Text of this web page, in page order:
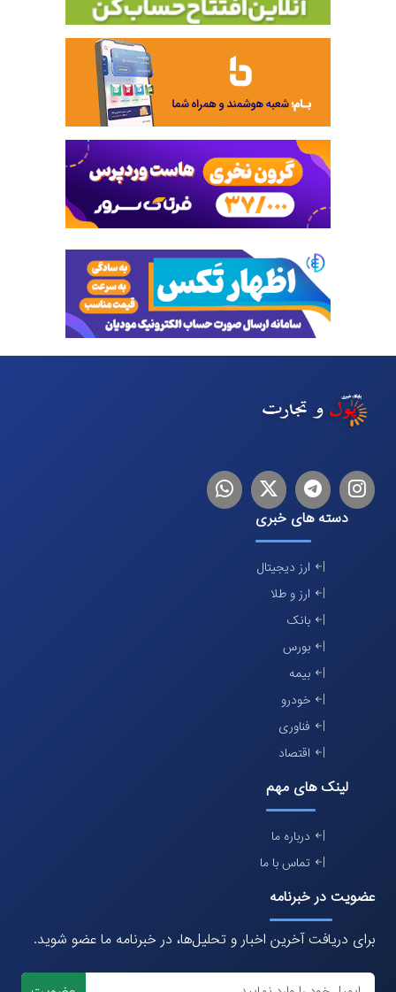
اینستاگرام
تلگرام توییترلینکدین
دسته های خبری
ارز دیجیتال
ارز و طلا
بانک
بورس
بیمه
خودرو
فناوری
اقتصاد
لینک های مهم
درباره ما
تماس با ما
عضویت در خبرنامه
برای دریافت آخرین اخبار و تحلیل‌ها، در خبرنامه ما عضو شوید.